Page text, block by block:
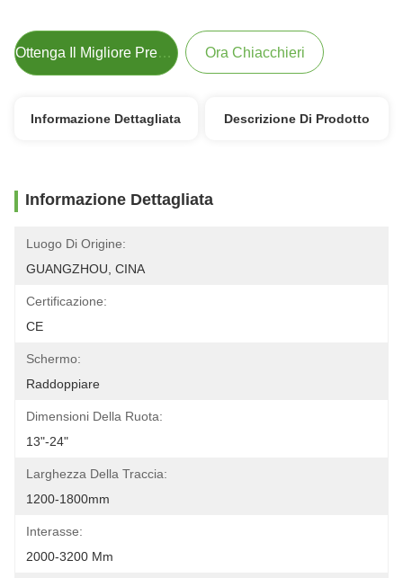
Ottenga Il Migliore Prezzo Ora Chiacchieri
Informazione Dettagliata Descrizione Di Prodotto
Informazione Dettagliata
Luogo Di Origine:
GUANGZHOU, CINA
Certificazione:
CE
Schermo:
Raddoppiare
Dimensioni Della Ruota:
13"-24"
Larghezza Della Traccia:
1200-1800mm
Interasse:
2000-3200 Mm